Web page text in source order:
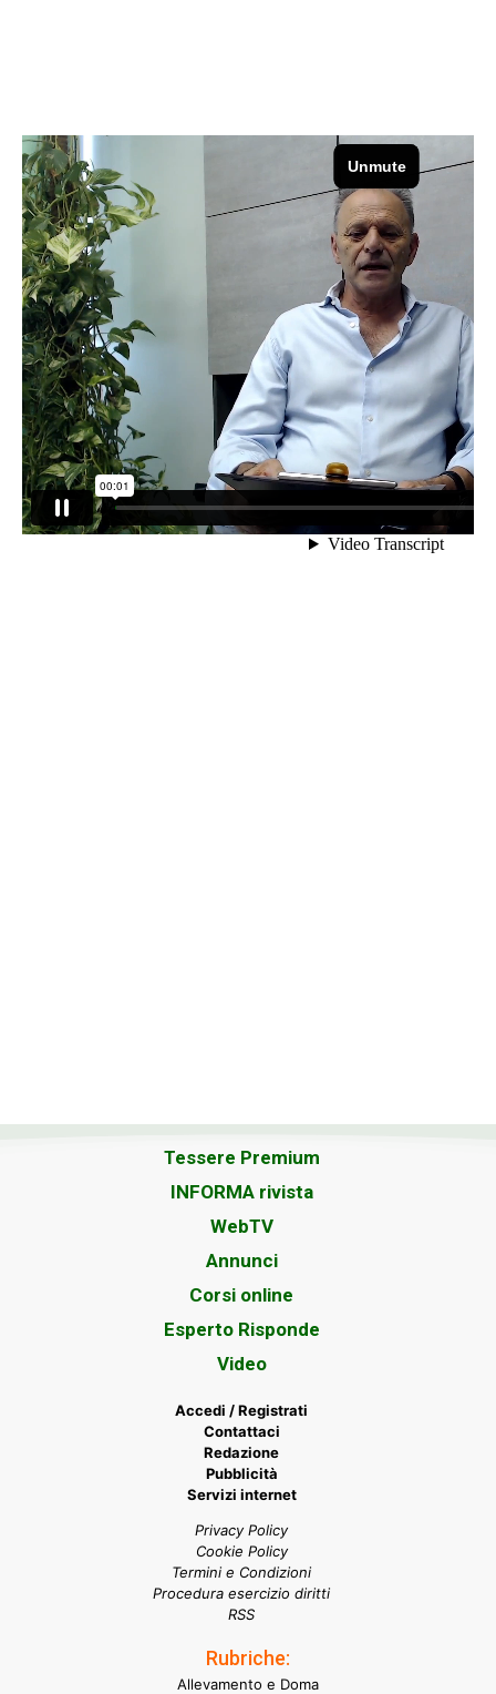
Tessere Premium
INFORMA rivista
WebTV
Annunci
Corsi online
Esperto Risponde
Video
Accedi / Registrati
Contattaci
Redazione
Pubblicità
Servizi internet
Privacy Policy
Cookie Policy
Termini e Condizioni
Procedura esercizio diritti
RSS
Rubriche:
Allevamento e Doma